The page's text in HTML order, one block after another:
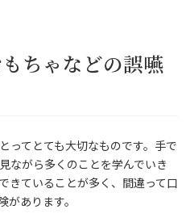
ちゃなどの誤嚥
ってとても大切なものです。手で
ながら多くのことを学んでいき
きていることが多く、間違って口
があります。